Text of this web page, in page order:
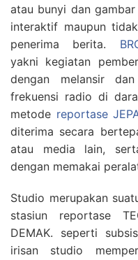
atau bunyi dan
interaktif maupun
penerima berita.
yakni kegiatan
dengan melansir
frekuensi radio di
metode reportase
diterima secara
atau media lain,
dengan memakai
Studio merupakan
stasiun reportase
DEMAK. seperti
irisan studio